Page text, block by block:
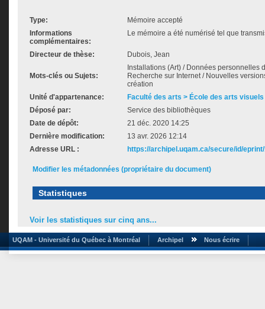
Type:
Mémoire accepté
Informations
complémentaires:
Le mémoire a été numérisé tel que
Directeur de thèse: Dubois, Jean
Mots-clés ou Sujets:
Installations (Art) / Données personnelles
Recherche sur Internet / Nouvelles
création
Unité d'appartenance:
Faculté des arts > École des arts
Déposé par:
Service des bibliothèques
Date de dépôt:
21 déc. 2020 14:25
Dernière modification:
13 avr. 2026 12:14
Adresse URL :
https://archipel.uqam.ca/secure/id/
Modifier les métadonnées (propriétaire du document)
Statistiques
Voir les statistiques sur cinq ans...
UQAM - Université du Québec à Montréal Archipel Nous écrire